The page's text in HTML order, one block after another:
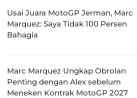
Usai Juara MotoGP Jerman, Marc
Marquez: Saya Tidak 100 Persen
Bahagia
Marc Marquez Ungkap Obrolan
Penting dengan Alex sebelum
Meneken Kontrak MotoGP 2027